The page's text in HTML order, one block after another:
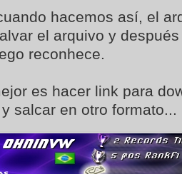
hacemos así, el
el arquivo y
reconhece.
es hacer link para
salcar en otro formato...